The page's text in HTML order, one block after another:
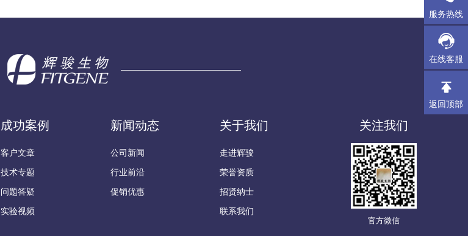
成功案例
客户文章
技术专题
问题答疑
实验视频
新闻动态
公司新闻
行业前沿
促销优惠
关于我们
走进辉骏
荣誉资质
招贤纳士
联系我们
关注我们
官方微信
服务热线
在线客服
返回顶部